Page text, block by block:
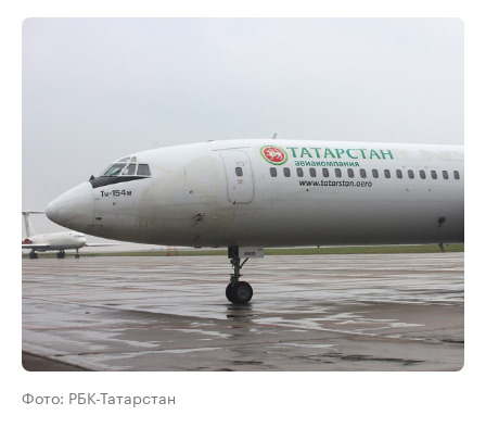
Фото: РБК-Татарстан